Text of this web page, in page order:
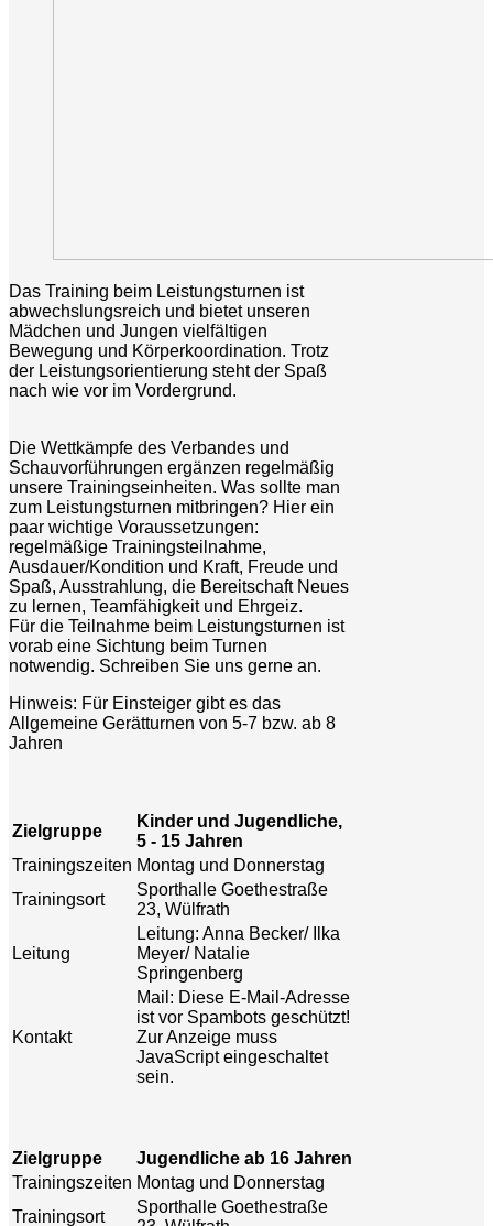
Das Training beim Leistungsturnen ist
abwechslungsreich und bietet unseren
Mädchen und Jungen vielfältigen
Bewegung und Körperkoordination. Trotz
der Leistungsorientierung steht der Spaß
nach wie vor im Vordergrund.
Die Wettkämpfe des Verbandes und
Schauvorführungen ergänzen regelmäßig
unsere Trainingseinheiten. Was sollte man
zum Leistungsturnen mitbringen? Hier ein
paar wichtige Voraussetzungen:
regelmäßige Trainingsteilnahme,
Ausdauer/Kondition und Kraft, Freude und
Spaß, Ausstrahlung, die Bereitschaft Neues
zu lernen, Teamfähigkeit und Ehrgeiz.
Für die Teilnahme beim Leistungsturnen ist
vorab eine Sichtung beim Turnen
notwendig. Schreiben Sie uns gerne an.
Hinweis: Für Einsteiger gibt es das
Allgemeine Gerätturnen von 5-7 bzw. ab 8
Jahren
Zielgruppe
Kinder und Jugendliche,
5 - 15 Jahren
Trainingszeiten Montag und Donnerstag
Trainingsort
Sporthalle Goethestraße
23, Wülfrath
Leitung
Leitung: Anna Becker/ Ilka
Meyer/ Natalie
Springenberg
Kontakt
Mail: Diese E-Mail-Adresse
ist vor Spambots geschützt!
Zur Anzeige muss
JavaScript eingeschaltet
sein.
Zielgruppe
Jugendliche ab 16 Jahren
Trainingszeiten Montag und Donnerstag
Trainingsort
Sporthalle Goethestraße